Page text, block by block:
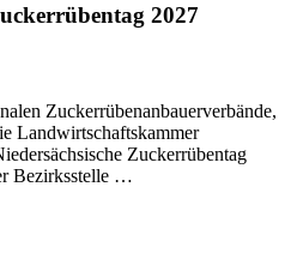
2027
Zuckerrübenanbauerverbände,
Landwirtschaftskammer
Zuckerrübentag
Bezirksstelle …